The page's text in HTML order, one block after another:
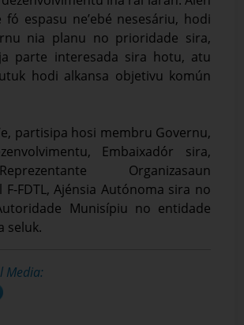
fó espasu ne’ebé nesesáriu, hodi
nia planu no prioridade sira,
parte interesada sira hotu, atu
hodi alkansa objetivu komún
partisipa hosi membru Governu,
Embaixadór sira,
Organizasaun
F-FDTL, Ajénsia Autónoma sira no
Munisípiu no entidade
seluk.
Media: